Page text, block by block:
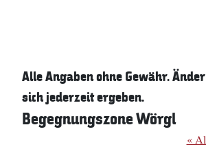
Alle Angaben ohne Gewähr.
sich jederzeit ergeben.
Begegnungszone Wörgl
«